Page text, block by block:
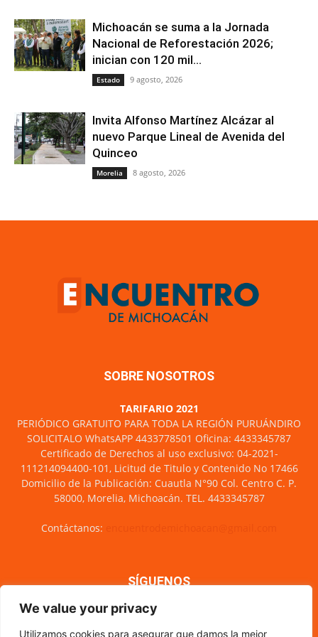
We value your privacy
Utilizamos cookies para asegurar que damos la mejor
Michoacán se suma a la Jornada
Nacional de Reforestación 2026;
inician con 120 mil...
Estado 9 agosto, 2026
Invita Alfonso Martínez Alcázar al
nuevo Parque Lineal de Avenida del
Quinceo
Morelia 8 agosto, 2026
SOBRE NOSOTROS
TARIFARIO 2021
PERIÓDICO GRATUITO PARA TODA LA REGIÓN PURUÁNDIRO
SOLICITALO WhatsAPP 4433778501 Oficina: 4433345787
Certificado de Derechos al uso exclusivo: 04-2021-
111214094400-101, Licitud de Titulo y Contenido No 17466
Domicilio de la Publicación: Cuautla N°90 Col. Centro C. P.
58000, Morelia, Michoacán. TEL. 4433345787
Contáctanos:
SÍGUENOS